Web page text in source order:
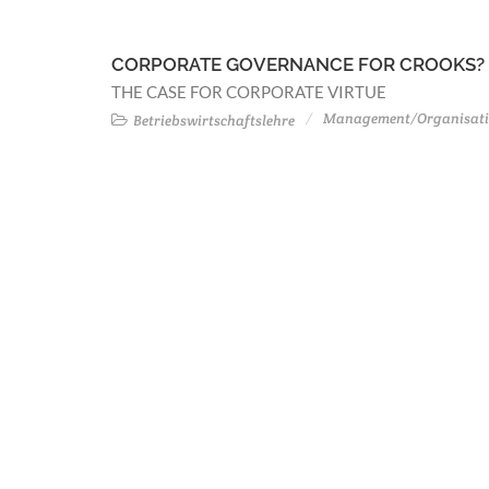
CORPORATE GOVERNANCE FOR CROOKS?
THE CASE FOR CORPORATE VIRTUE
Betriebswirtschaftslehre Management/